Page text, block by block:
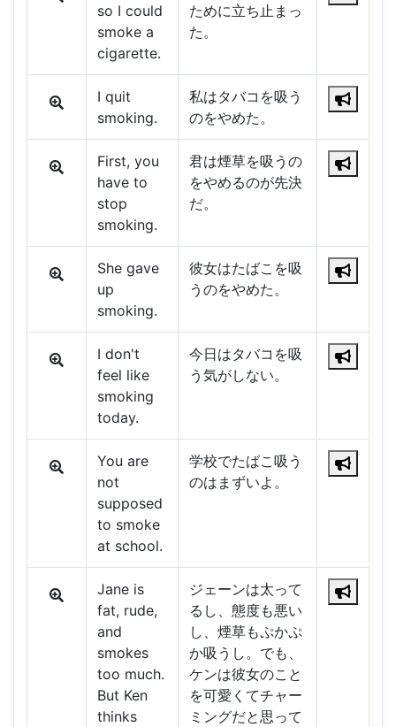
so I could
smoke a
cigarette.
ために立ち止まっ
た。
I quit
smoking.
私はタバコを吸う
のをやめた。
First, you
have to
stop
smoking.
君は煙草を吸うの
をやめるのが先決
だ。
She gave
up
smoking.
彼女はたばこを吸
うのをやめた。
I don't
feel like
smoking
today.
今日はタバコを吸
う気がしない。
You are
not
supposed
to smoke
at school.
学校でたばこ吸う
のはまずいよ。
Jane is
fat, rude,
and
smokes
too much.
But Ken
thinks
ジェーンは太って
るし、態度も悪い
し、煙草もぷかぷ
か吸うし。でも、
ケンは彼女のこと
を可愛くてチャー
ミングだと思って